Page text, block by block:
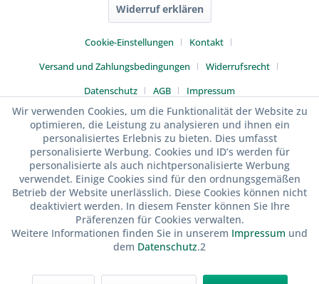
Widerruf erklären
Cookie-Einstellungen
Kontakt
Versand und Zahlungsbedingungen
Widerrufsrecht
Datenschutz
AGB Impressum
Wir verwenden Cookies, um die Funktionalität der Website zu
optimieren, die Leistung zu analysieren und ihnen ein
personalisiertes Erlebnis zu bieten. Dies umfasst
personalisierte Werbung. Cookies und ID’s werden für
personalisierte als auch nichtpersonalisierte Werbung
verwendet. Einige Cookies sind für den ordnungsgemäßen
Betrieb der Website unerlässlich. Diese Cookies können nicht
deaktiviert werden. In diesem Fenster können Sie Ihre
Präferenzen für Cookies verwalten.
Weitere Informationen finden Sie in unserem Impressum und
dem Datenschutz.2